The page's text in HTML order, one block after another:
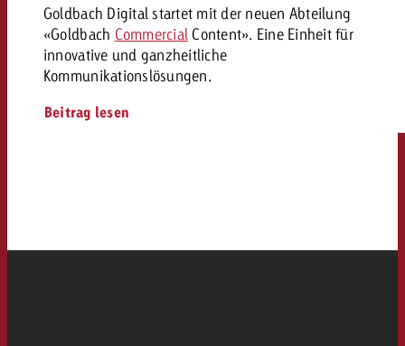
Goldbach Digital startet mit der neuen Abteilung
«Goldbach Commercial Content». Eine Einheit für
innovative und ganzheitliche
Kommunikationslösungen.
Beitrag lesen